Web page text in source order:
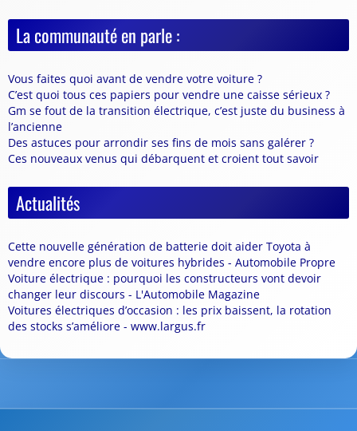
La communauté en parle :
Vous faites quoi avant de vendre votre voiture ?
C’est quoi tous ces papiers pour vendre une caisse sérieux ?
Gm se fout de la transition électrique, c’est juste du business à
l’ancienne
Des astuces pour arrondir ses fins de mois sans galérer ?
Ces nouveaux venus qui débarquent et croient tout savoir
Actualités
Cette nouvelle génération de batterie doit aider Toyota à
vendre encore plus de voitures hybrides - Automobile Propre
Voiture électrique : pourquoi les constructeurs vont devoir
changer leur discours - L'Automobile Magazine
Voitures électriques d’occasion : les prix baissent, la rotation
des stocks s’améliore - www.largus.fr